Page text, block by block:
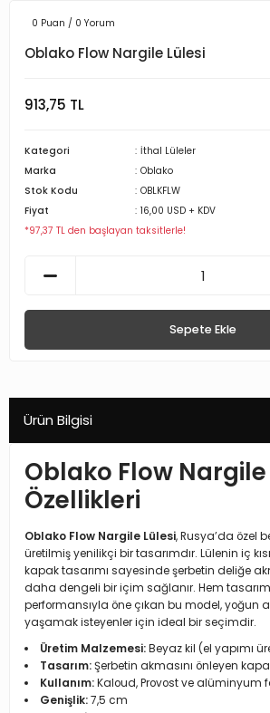
0 Puan / 0 Yorum
Oblako Flow Nargile Lülesi
913,75 TL
Kategori
İthal Lüleler
Marka
Oblako
Stok Kodu
OBLKFLW
Fiyat
16,00 USD + KDV
*97,37 TL den başlayan taksitlerle!
Sepete Ekle
Ürün Bilgisi
Oblako Flow
Özellikleri
Oblako Flow Nargile Lülesi, Rusya’da özel
üretilmiş yenilikçi bir tasarımdır. Lülenin iç
kapak tasarımı sayesinde şerbetin deliğe
daha dengeli bir içim sağlanır. Hem
performansıyla öne çıkan bu model, yoğun
yaşamak isteyenler için ideal bir seçimdir.
Üretim Malzemesi:Beyaz kil (el yapımı
Tasarım:Şerbetin akmasını önleyen
Kullanım:Kaloud, Provost ve alüminyum
Genişlik:7,5 cm